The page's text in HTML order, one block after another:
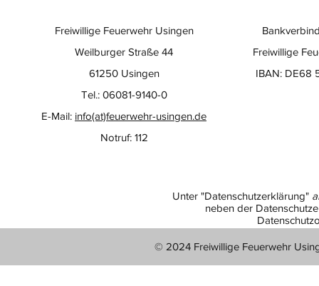
Freiwillige
IBAN: DE68
Freiwillige Feuerwehr Usingen
Weilburger Straße 44
61250 Usingen
Tel.: 06081-9140-0
E-Mail: info(at)feuerwehr-usingen.de
Notruf: 112
Unter "Datenschutzerklärung"
neben der
© 2024 Freiwillige Feuerwehr